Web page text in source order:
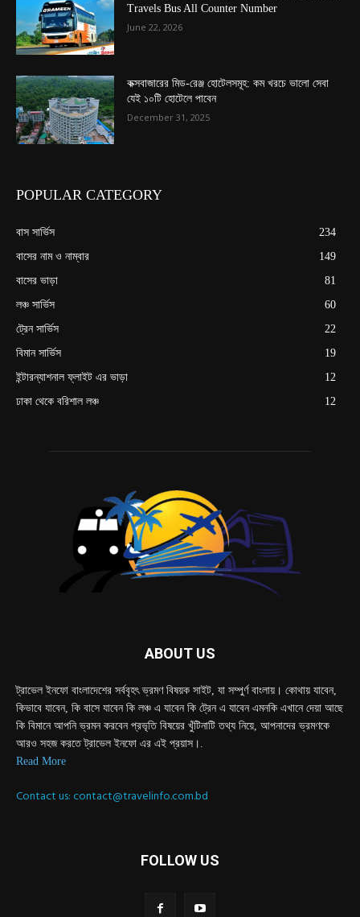
Travels Bus All Counter Number
June 22, 2026
কক্সবাজারের মিড-রেঞ্জ হোটেলসমূহ: কম খরচে ভালো সেবা
যেই ১০টি হোটেলে পাবেন
December 31, 2025
POPULAR CATEGORY
বাস সার্ভিস
234
বাসের নাম ও নাম্বার
149
বাসের ভাড়া
81
লঞ্চ সার্ভিস
60
ট্রেন সার্ভিস
22
বিমান সার্ভিস
19
ইন্টারন্যাশনাল ফ্লাইট এর ভাড়া
12
ঢাকা থেকে বরিশাল লঞ্চ
12
ABOUT US
ট্রাভেল ইনফো বাংলাদেশের সর্ববৃহৎ ভ্রমণ বিষয়ক সাইট, যা সম্পুর্ণ বাংলায়। কোথায় যাবেন,
কিভাবে যাবেন, কি বাসে যাবেন কি লঞ্চ এ যাবেন কি ট্রেন এ যাবেন এমনকি এখানে দেয়া আছে
কি বিমানে আপনি ভ্রমন করবেন প্রভৃতি বিষয়ের খুঁটিনাটি তথ্য নিয়ে, আপনাদের ভ্রমণকে
আরও সহজ করতে ট্রাভেল ইনফো এর এই প্রয়াস।.
Read More
Contact us:contact@travelinfo.com.bd
FOLLOW US